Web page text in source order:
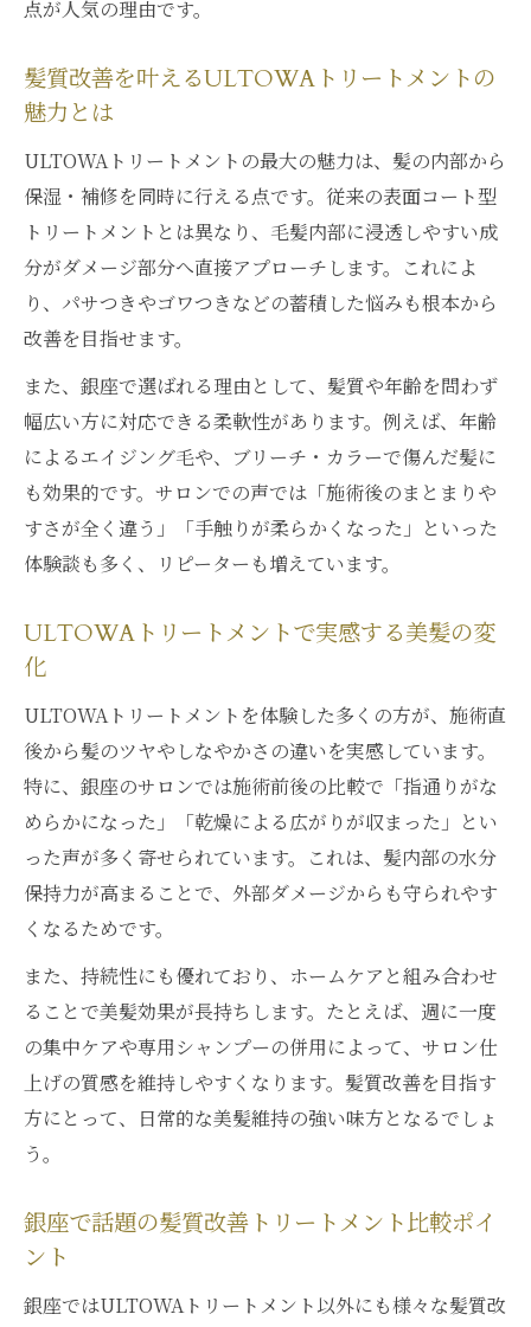
点が人気の理由です。
髪質改善を叶えるULTOWAトリートメントの
魅力とは
ULTOWAトリートメントの最大の魅力は、髪の内部から
保湿・補修を同時に行える点です。従来の表面コート型
トリートメントとは異なり、毛髪内部に浸透しやすい成
分がダメージ部分へ直接アプローチします。これによ
り、パサつきやゴワつきなどの蓄積した悩みも根本から
改善を目指せます。
また、銀座で選ばれる理由として、髪質や年齢を問わず
幅広い方に対応できる柔軟性があります。例えば、年齢
によるエイジング毛や、ブリーチ・カラーで傷んだ髪に
も効果的です。サロンでの声では「施術後のまとまりや
すさが全く違う」「手触りが柔らかくなった」といった
体験談も多く、リピーターも増えています。
ULTOWAトリートメントで実感する美髪の変
化
ULTOWAトリートメントを体験した多くの方が、施術直
後から髪のツヤやしなやかさの違いを実感しています。
特に、銀座のサロンでは施術前後の比較で「指通りがな
めらかになった」「乾燥による広がりが収まった」とい
った声が多く寄せられています。これは、髪内部の水分
保持力が高まることで、外部ダメージからも守られやす
くなるためです。
また、持続性にも優れており、ホームケアと組み合わせ
ることで美髪効果が長持ちします。たとえば、週に一度
の集中ケアや専用シャンプーの併用によって、サロン仕
上げの質感を維持しやすくなります。髪質改善を目指す
方にとって、日常的な美髪維持の強い味方となるでしょ
う。
銀座で話題の髪質改善トリートメント比較ポイ
ント
銀座ではULTOWAトリートメント以外にも様々な髪質改